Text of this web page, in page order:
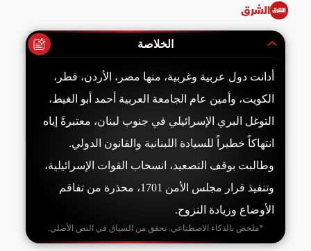
الشرق
الخلاصة
أدانت دول عربية وغربية، منها مصر، الأردن، قطر،
الكويت، وأمين عام الجامعة العربية أحمد أبو الغيط،
التوغل البري الإسرائيلي في جنوب لبنان، معتبرةً إياه
انتهاكاً خطيراً للسيادة اللبنانية والقانون الدولي.
وطالبت بوقف التصعيد، انسحاب القوات الإسرائيلية،
وتنفيذ قرار مجلس الأمن 1701، محذرة من تفاقم
الأوضاع وزيادة النزوح.
*ملخص بالذكاء الاصطناعي. تحقق من السياق في النص الأصلي.